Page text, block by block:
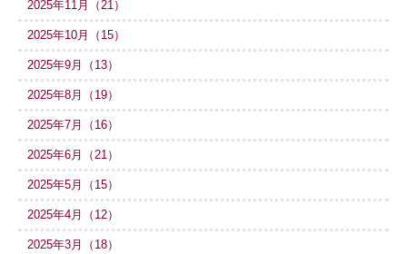
2025年11月（21）
2025年10月（15）
2025年9月（13）
2025年8月（19）
2025年7月（16）
2025年6月（21）
2025年5月（15）
2025年4月（12）
2025年3月（18）